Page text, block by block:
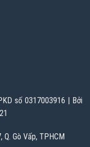
số 0317003916 | Bởi
Gò Vấp, TPHCM